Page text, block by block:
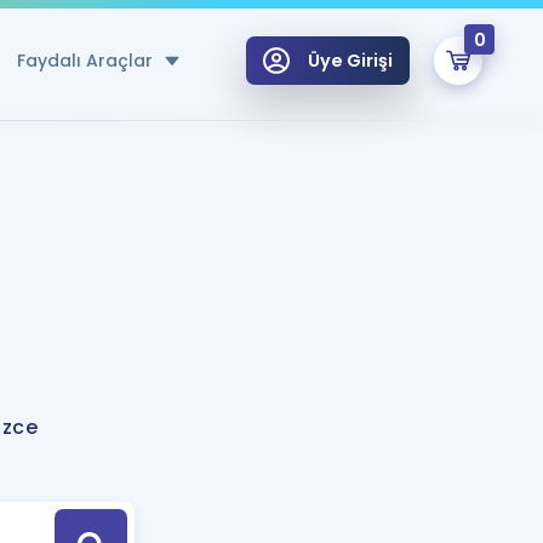
Faydalı Araçlar
Hesaplama Aracı
için Öneriler
Tek Takvimde
Üye Girişi
0